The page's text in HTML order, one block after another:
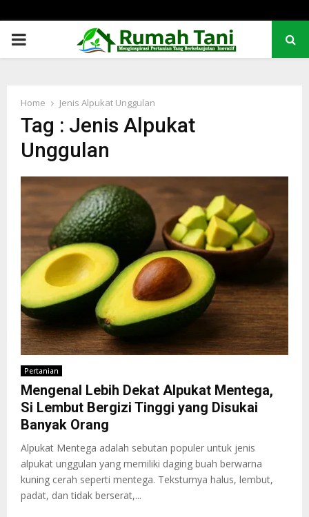
PRIMARY
Home Jenis Alpukat Unggulan
Tag : Jenis Alpukat
Unggulan
Pertanian
Mengenal Lebih Dekat Alpukat Mentega,
Si Lembut Bergizi Tinggi yang Disukai
Banyak Orang
Alpukat Mentega adalah sebutan populer untuk jenis
alpukat unggulan yang memiliki daging buah berwarna
kuning cerah seperti mentega. Teksturnya halus, lembut,
padat, dan tidak berserat,...